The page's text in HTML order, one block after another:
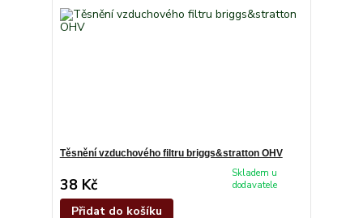
Těsnění vzduchového filtru briggs&stratton OHV
38 Kč
Skladem u
dodavatele
Přidat do košíku